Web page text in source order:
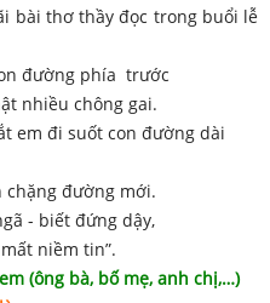
bài thơ thầy đọc trong buổi lễ
phía trước
chông gai.
đi suốt con đường dài
đường mới.
biết đứng dậy,
niềm tin”.
(ông bà, bố mẹ, anh chị,…)